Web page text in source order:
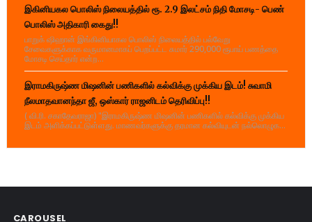
இகினியகல பொலிஸ் நிலையத்தில் ரூ. 2.9 இலட்சம் நிதி மோசடி- பெண்
பொலிஸ் அதிகாரி கைது!!
பாறுக் ஷிஹான் இங்கினியாகல பொலிஸ் நிலையத்தில் பல்வேறு
சேவைகளுக்காக வருமானமாகப் பெறப்பட்ட சுமார் 290,000 ரூபாய் பணத்தை
மோசடி செய்தார் என்ற...
இராமகிருஷ்ண மிஷனின் பணிகளில் கல்விக்கு முக்கிய இடம்! சுவாமி
நீலமாதவானந்தா ஜீ, ஒஸ்கார் ராஜனிடம் தெரிவிப்பு!!
( வி.ரி. சகாதேவராஜா) "இராமகிருஷ்ண மிஷனின் பணிகளில் கல்விக்கு முக்கிய
இடம் அளிக்கப்பட்டுள்ளது. மாணவர்களுக்கு தரமான கல்வியுடன் நல்லொழுக...
CAROUSEL